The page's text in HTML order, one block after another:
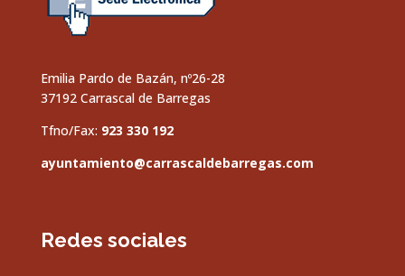
Emilia Pardo de Bazán, nº26-28
37192 Carrascal de Barregas
Tfno/Fax: 923 330 192
ayuntamiento@carrascaldebarregas.com
Redes sociales